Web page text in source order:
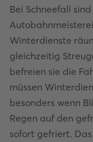
Bei Schneefall
Winterdienste
gleichzeitig
befreien sie die
müssen
besonders wenn
Regen auf den
sofort gefriert.